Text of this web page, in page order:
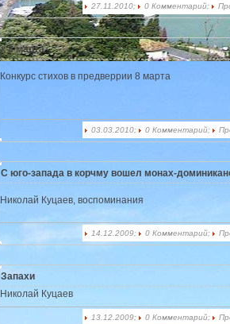
27.11.2010; 0 Комментарий;
к 8 марта
Конкурс стихов в предверрии 8 марта
03.03.2010; 0 Комментарий;
С юго-запада в корчму вошел монах-
Николай Куцаев, воспоминания
14.12.2009; 0 Комментарий;
Запахи
Николай Куцаев
13.12.2009; 0 Комментарий;